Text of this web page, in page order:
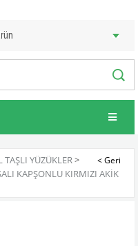
TAŞLI YÜZÜKLER>
KAPŞONLU KIRMIZI AKIK